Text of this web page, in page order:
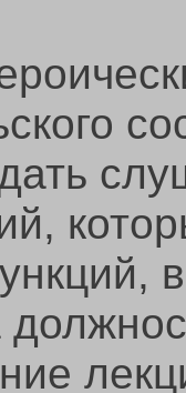
дать